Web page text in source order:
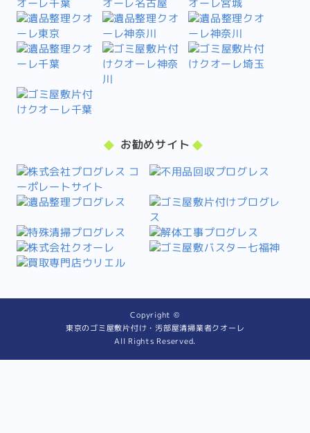
お勧めサイト
Copyright ©
東京のゴミ屋敷片付け・汚部屋清掃業者クオーレ
All Rights Reserved.